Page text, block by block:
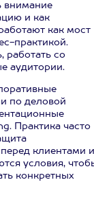
внимание
и как
как мост
практикой.
работать со
аудитории.
по деловой
Практика часто
клиентами и
условия,
конкретных